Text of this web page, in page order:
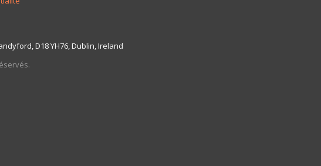
D18 YH76, Dublin, Ireland